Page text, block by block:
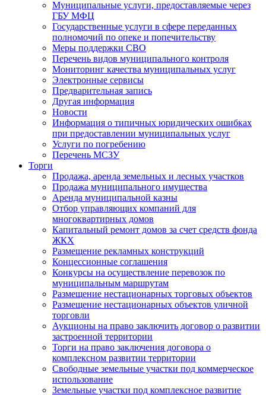
Муниципальные услуги, предоставляемые через
ГБУ МФЦ
Государственные услуги в сфере переданных
полномочий по опеке и попечительству
Меры поддержки СВО
Перечень видов муниципального контроля
Мониторинг качества муниципальных услуг
Электронные сервисы
Предварительная запись
Другая информация
Новости
Информация о типичных юридических ошибках
при предоставлении муниципальных услуг
Услуги по погребению
Перечень МСЗУ
Торги
Продажа, аренда земельных и лесных участков
Продажа муниципального имущества
Аренда муниципальной казны
Отбор управляющих компаний для
многоквартирных домов
Капитальный ремонт домов за счет средств фонда
ЖКХ
Размещение рекламных конструкций
Концессионные соглашения
Конкурсы на осуществление перевозок по
муниципальным маршрутам
Размещение нестационарных торговых объектов
Размещение нестационарных объектов уличной
торговли
Аукционы на право заключить договор о развитии
застроенной территории
Торги на право заключения договора о
комплексном развитии территории
Свободные земельные участки под коммерческое
использование
Земельные участки под комплексное развитие